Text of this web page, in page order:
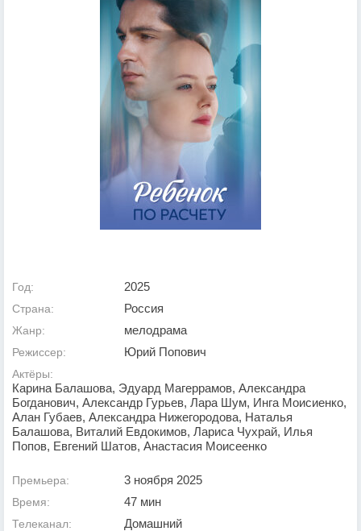
Год: 2025
Страна: Россия
Жанр: мелодрама
Режиссер: Юрий Попович
Актёры:
Карина Балашова, Эдуард Магеррамов, Александра
Богданович, Александр Гурьев, Лара Шум, Инга Моисиенко,
Алан Губаев, Александра Нижегородова, Наталья
Балашова, Виталий Евдокимов, Лариса Чухрай, Илья
Попов, Евгений Шатов, Анастасия Моисеенко
Премьера: 3 ноября 2025
Время: 47 мин
Телеканал: Домашний